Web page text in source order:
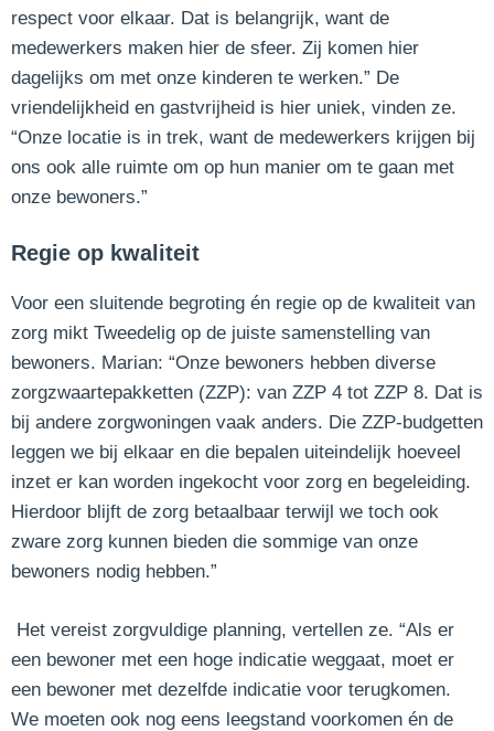
respect voor elkaar. Dat is belangrijk, want de
medewerkers maken hier de sfeer. Zij komen hier
dagelijks om met onze kinderen te werken.” De
vriendelijkheid en gastvrijheid is hier uniek, vinden ze.
“Onze locatie is in trek, want de medewerkers krijgen bij
ons ook alle ruimte om op hun manier om te gaan met
onze bewoners.”
Regie op kwaliteit
Voor een sluitende begroting én regie op de kwaliteit van
zorg mikt Tweedelig op de juiste samenstelling van
bewoners. Marian: “Onze bewoners hebben diverse
zorgzwaartepakketten (ZZP): van ZZP 4 tot ZZP 8. Dat is
bij andere zorgwoningen vaak anders. Die ZZP-budgetten
leggen we bij elkaar en die bepalen uiteindelijk hoeveel
inzet er kan worden ingekocht voor zorg en begeleiding.
Hierdoor blijft de zorg betaalbaar terwijl we toch ook
zware zorg kunnen bieden die sommige van onze
bewoners nodig hebben.”
Het vereist zorgvuldige planning, vertellen ze. “Als er
een bewoner met een hoge indicatie weggaat, moet er
een bewoner met dezelfde indicatie voor terugkomen.
We moeten ook nog eens leegstand voorkomen én de